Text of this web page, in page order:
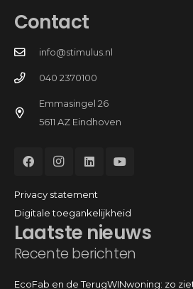
Laatste nieuws
Recente berichten
EcoFab en de TerugWINwoning: zo
Contact
info@stimulus.nl
040 2370100
Emmasingel 26
5611 AZ Eindhoven
Privacy statement
Digitale toegankelijkheid